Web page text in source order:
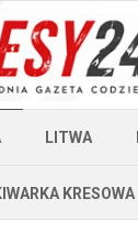
LITWA
KRESOWA